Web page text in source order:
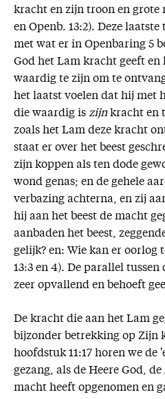
kracht en zijn troon en grote
en Openb. 13:2). Deze
met wat er in Openbaring 5
God het Lam kracht geeft
waardig te zijn om te
het laatst voelen dat hij met
die waardig is zijnkracht en
zoals het Lam deze kracht
staat er over het beest
zijn koppen als ten dode
wond genas; en de gehele
verbazing achterna, en zij
hij aan het beest de macht
aanbaden het beest,
gelijk? en: Wie kan er oorlog
13:3 en 4). De parallel tussen
zeer opvallend en behoeft
De kracht die aan het Lam
bijzonder betrekking op Zijn
hoofdstuk 11:17 horen we de
gezang, als de Heere God,
macht heeft opgenomen en